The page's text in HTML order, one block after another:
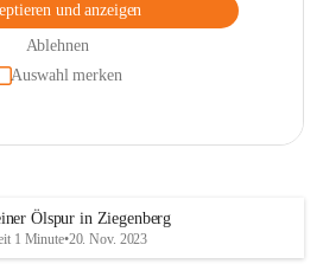
und anzeigen
Ablehnen
Auswahl merken
Ölspur in Ziegenberg
1 Minute•20. Nov. 2023